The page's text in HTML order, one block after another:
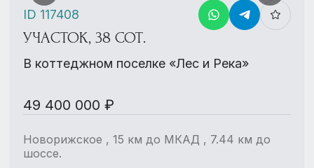
УЧАСТОК, 38 СОТ.
В коттеджном поселке «Лес и Река»
49 400 000 ₽
Новорижское , 15 км до МКАД , 7.44 км до
шоссе.
ID 117408